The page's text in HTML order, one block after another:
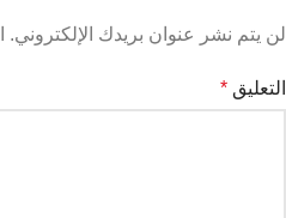
لن يتم نشر عنوان بريدك الإلكتروني.
التعليق *